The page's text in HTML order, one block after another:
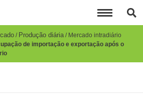
Produção diária Mercado intradiário
de importação e exportação após o